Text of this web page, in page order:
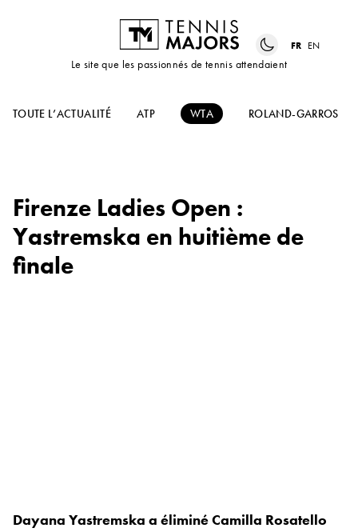
Le site que les passionnés de tennis attendaient
FR EN
TOUTE L’ACTUALITÉ ATP WTA ROLAND-GARROS
Firenze Ladies Open :
Yastremska en huitième de
finale
Dayana Yastremska a éliminé Camilla Rosatello